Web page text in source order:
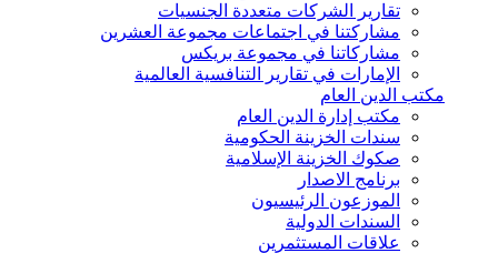
تقارير الشركات متعددة الجنسيات
مشاركتنا في اجتماعات مجموعة العشرين
مشاركاتنا في مجموعة بريكس
الإمارات في تقارير التنافسية العالمية
مكتب الدين العام
مكتب إدارة الدين العام
سندات الخزينة الحكومية
صكوك الخزينة الإسلامية
برنامج الاصدار
الموزعون الرئيسيون
السندات الدولية
علاقات المستثمرين